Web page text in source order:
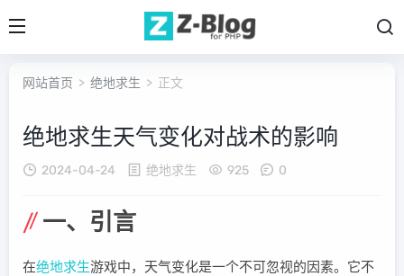
网站首页 > 绝地求生 > 正文
绝地求生天气变化对战术的影响
2024-04-24 绝地求生 925 0
一、引言
在绝地求生游戏中，天气变化是一个不可忽视的因素。它不